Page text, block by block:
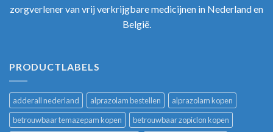
zorgverlener van vrij verkrijgbare medicijnen in Nederland en
België.
PRODUCTLABELS
adderall nederland alprazolam bestellen
alprazolam kopen
betrouwbaar temazepam kopen
betrouwbaar zopiclon kopen